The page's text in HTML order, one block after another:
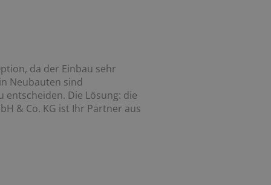
da der Einbau sehr
Neubauten sind
Die Lösung: die
& Co. KG ist Ihr Partner aus